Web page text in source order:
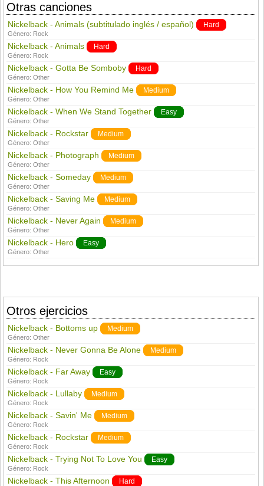
Otras canciones
Nickelback - Animals (subtitulado inglés / español) Hard
Género: Rock
Nickelback - Animals Hard
Género: Rock
Nickelback - Gotta Be Somboby Hard
Género:Other
Nickelback - How You Remind Me Medium
Género:Other
Nickelback - When We Stand Together Easy
Género:Other
Nickelback - Rockstar Medium
Género:Other
Nickelback - Photograph Medium
Género:Other
Nickelback - Someday Medium
Género:Other
Nickelback - Saving Me Medium
Género:Other
Nickelback - Never Again Medium
Género:Other
Nickelback - Hero Easy
Género:Other
Otros ejercicios
Nickelback - Bottoms up Medium
Género:Other
Nickelback - Never Gonna Be Alone Medium
Género: Rock
Nickelback - Far Away Easy
Género: Rock
Nickelback - Lullaby Medium
Género: Rock
Nickelback - Savin' Me Medium
Género: Rock
Nickelback - Rockstar Medium
Género: Rock
Nickelback - Trying Not To Love You Easy
Género: Rock
Nickelback - This Afternoon Hard